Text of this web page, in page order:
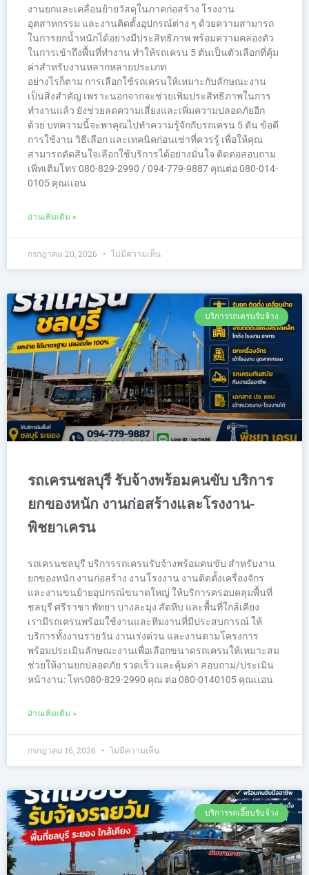
งานยกและเคลื่อนย้ายวัสดุในภาคก่อสร้าง โรงงาน
อุตสาหกรรม และงานติดตั้งอุปกรณ์ต่าง ๆ ด้วยความสามารถ
ในการยกน้ำหนักได้อย่างมีประสิทธิภาพ พร้อมความคล่องตัว
ในการเข้าถึงพื้นที่ทำงาน ทำให้รถเครน 5 ตันเป็นตัวเลือกที่คุ้ม
ค่าสำหรับงานหลากหลายประเภท
อย่างไรก็ตาม การเลือกใช้รถเครนให้เหมาะกับลักษณะงาน
เป็นสิ่งสำคัญ เพราะนอกจากจะช่วยเพิ่มประสิทธิภาพในการ
ทำงานแล้ว ยังช่วยลดความเสี่ยงและเพิ่มความปลอดภัยอีก
ด้วย บทความนี้จะพาคุณไปทำความรู้จักกับรถเครน 5 ตัน ข้อดี
การใช้งาน วิธีเลือก และเทคนิคก่อนเช่าที่ควรรู้ เพื่อให้คุณ
สามารถตัดสินใจเลือกใช้บริการได้อย่างมั่นใจ ติดต่อสอบถาม
เพิ่ทเติมโทร 080-829-2990 / 094-779-9887 คุณต่อ 080-014-
0105 คุณเเอน
อ่านเพิ่มเติม »
กรกฎาคม 20, 2026 ไม่มีความเห็น
บริการรถเครนรับจ้าง
รถเครนชลบุรี รับจ้างพร้อมคนขับ บริการ
ยกของหนัก งานก่อสร้างและโรงงาน-
พิชยาเครน
รถเครนชลบุรี บริการรถเครนรับจ้างพร้อมคนขับ สำหรับงาน
ยกของหนัก งานก่อสร้าง งานโรงงาน งานติดตั้งเครื่องจักร
และงานขนย้ายอุปกรณ์ขนาดใหญ่ ให้บริการครอบคลุมพื้นที่
ชลบุรี ศรีราชา พัทยา บางละมุง สัตหีบ และพื้นที่ใกล้เคียง
เรามีรถเครนพร้อมใช้งานและทีมงานที่มีประสบการณ์ ให้
บริการทั้งงานรายวัน งานเร่งด่วน และงานตามโครงการ
พร้อมประเมินลักษณะงานเพื่อเลือกขนาดรถเครนให้เหมาะสม
ช่วยให้งานยกปลอดภัย รวดเร็ว และคุ้มค่า สอบถาม/ประเมิน
หน้างาน: โทร080-829-2990 คุณ ต่อ 080-0140105 คุณเเอน
อ่านเพิ่มเติม »
กรกฎาคม 16, 2026 ไม่มีความเห็น
บริการรถเฮี๊ยบรับจ้าง